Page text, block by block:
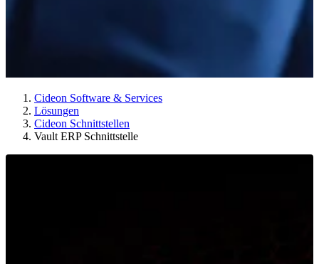
Cideon Software & Services
Lösungen
Cideon Schnittstellen
Vault ERP Schnittstelle